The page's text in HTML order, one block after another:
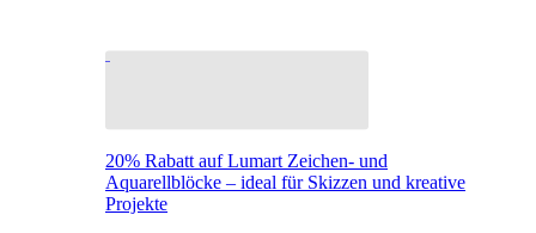
20% Rabatt auf Lumart Zeichen- und
Aquarellblöcke – ideal für Skizzen und kreative
Projekte